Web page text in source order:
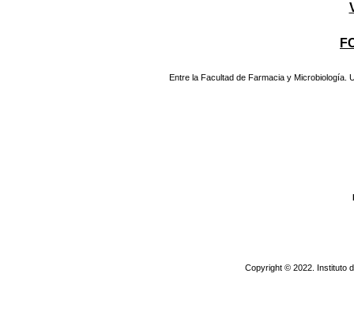
Entre la Facultad de Farmacia y Microbiología.
Copyright © 2022. Instituto